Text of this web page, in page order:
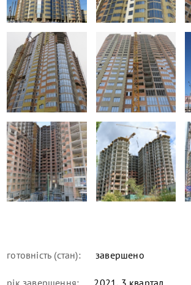
готовність (стан): завершено